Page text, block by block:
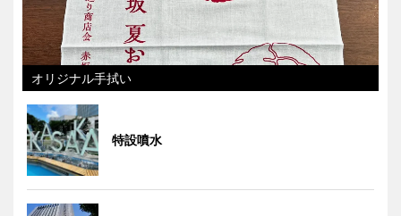
オリジナル手拭い
特設噴水